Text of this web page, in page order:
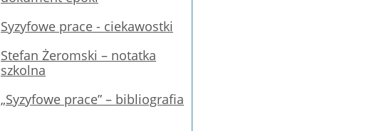
Syzyfowe prace - ciekawostki
Stefan Żeromski – notatka
szkolna
„Syzyfowe prace” – bibliografia